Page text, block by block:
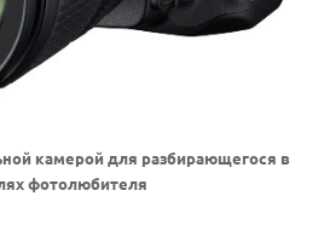
камерой для разбирающегося в
фотолюбителя